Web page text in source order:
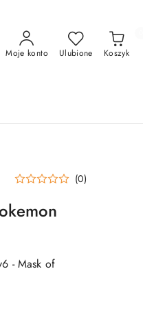
Moje konto Ulubione Koszyk
(0)
- Mask of